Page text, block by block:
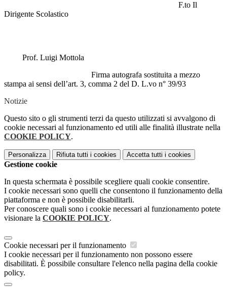
F.to Il
Dirigente Scolastico
Prof. Luigi Mottola
Firma autografa sostituita a mezzo
stampa ai sensi dell’art. 3, comma 2 del D. L.vo n° 39/93
Notizie
Questo sito o gli strumenti terzi da questo utilizzati si avvalgono di
cookie necessari al funzionamento ed utili alle finalità illustrate nella
COOKIE POLICY.
Personalizza Rifiuta tutti i cookies Accetta tutti i cookies
Gestione cookie
In questa schermata è possibile scegliere quali cookie consentire.
I cookie necessari sono quelli che consentono il funzionamento della
piattaforma e non è possibile disabilitarli.
Per conoscere quali sono i cookie necessari al funzionamento potete
visionare la COOKIE POLICY.
Cookie necessari per il funzionamento
I cookie necessari per il funzionamento non possono essere
disabilitati. È possibile consultare l'elenco nella pagina della cookie
policy.